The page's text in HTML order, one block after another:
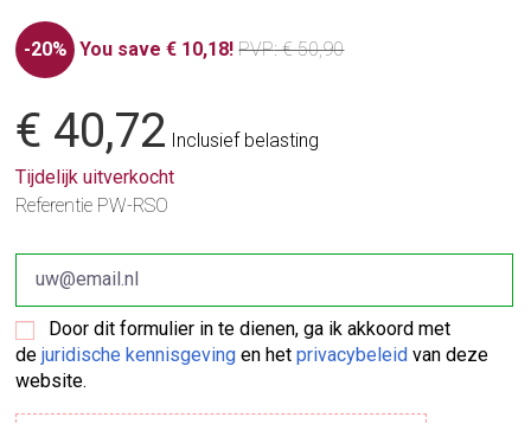
-20% You save € 10,18! PVP: € 50,90
€ 40,72 Inclusief belasting
Tijdelijk uitverkocht
Referentie PW-RSO
Door dit formulier in te dienen, ga ik akkoord met
dejuridische kennisgeving en hetprivacybeleid van deze
website.